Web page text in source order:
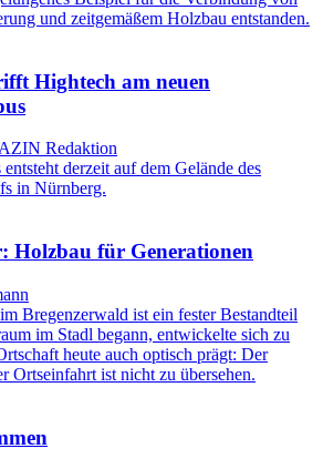
und zeitgemäßem Holzbau entstanden.
Hightech am neuen
Redaktion
derzeit auf dem Gelände des
in Nürnberg.
Holzbau für Generationen
Bregenzerwald ist ein fester Bestandteil
im Stadl begann, entwickelte sich zu
heute auch optisch prägt: Der
Ortseinfahrt ist nicht zu übersehen.